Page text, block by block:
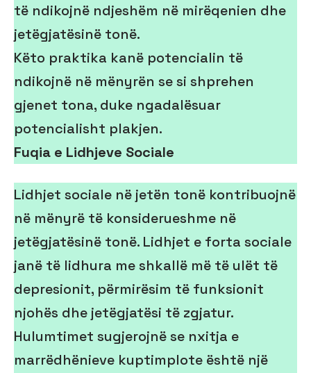
të ndikojnë ndjeshëm në mirëqenien dhe
jetëgjatësinë tonë.
Këto praktika kanë potencialin të
ndikojnë në mënyrën se si shprehen
gjenet tona, duke ngadalësuar
potencialisht plakjen.
Fuqia e Lidhjeve Sociale
Lidhjet sociale në jetën tonë kontribuojnë
në mënyrë të konsiderueshme në
jetëgjatësinë tonë. Lidhjet e forta sociale
janë të lidhura me shkallë më të ulët të
depresionit, përmirësim të funksionit
njohës dhe jetëgjatësi të zgjatur.
Hulumtimet sugjerojnë se nxitja e
marrëdhënieve kuptimplote është një